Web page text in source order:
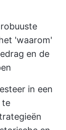
'waarom'
en de
in een
te